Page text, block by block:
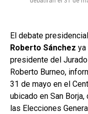
El debate
Roberto Sánchez ya
presidente del
Roberto Burneo,
31 de mayo en el
ubicado en San
las Elecciones